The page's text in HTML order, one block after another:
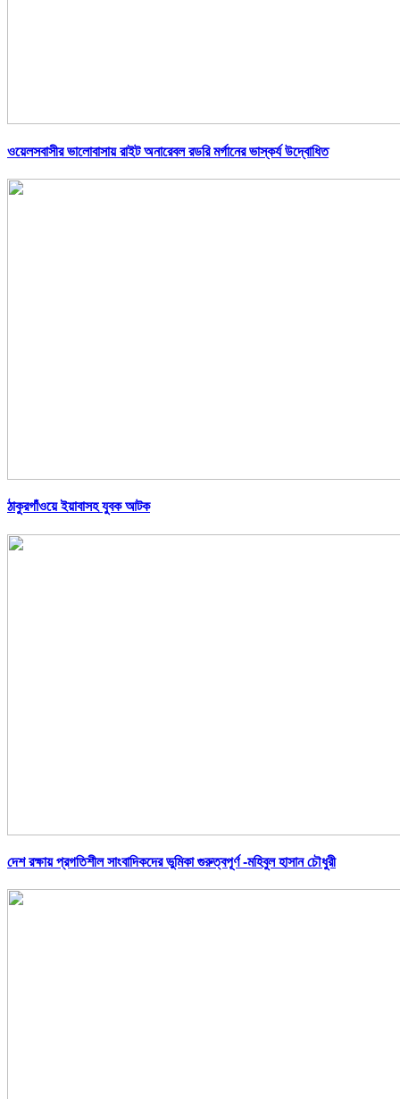
ওয়েলসবাসীর ভালোবাসায় রাইট অনারেবল রডরি মর্গানের ভাস্কর্য উদ্বোধিত
ঠাকুরগাঁওয়ে ইয়াবাসহ যুবক আটক
দেশ রক্ষায় প্রগতিশীল সাংবাদিকদের ভুমিকা গুরুত্বপূর্ণ -মহিবুল হাসান চৌধুরী